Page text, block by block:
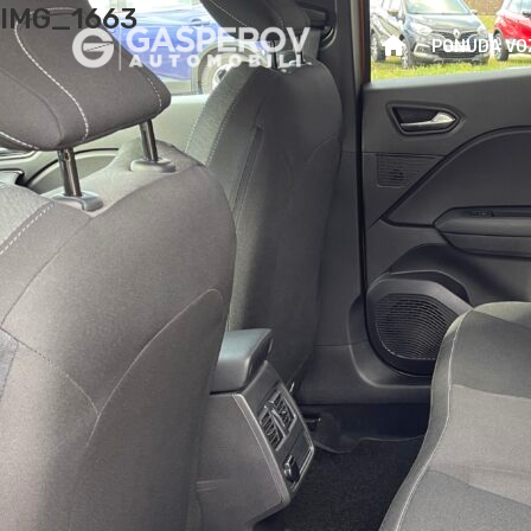
PONUDA
IMG_1663